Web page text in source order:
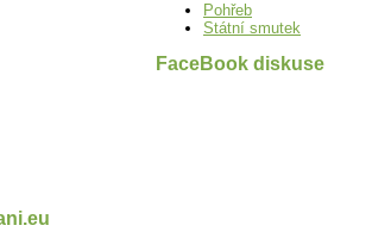
Pohřeb
Státní smutek
FaceBook diskuse